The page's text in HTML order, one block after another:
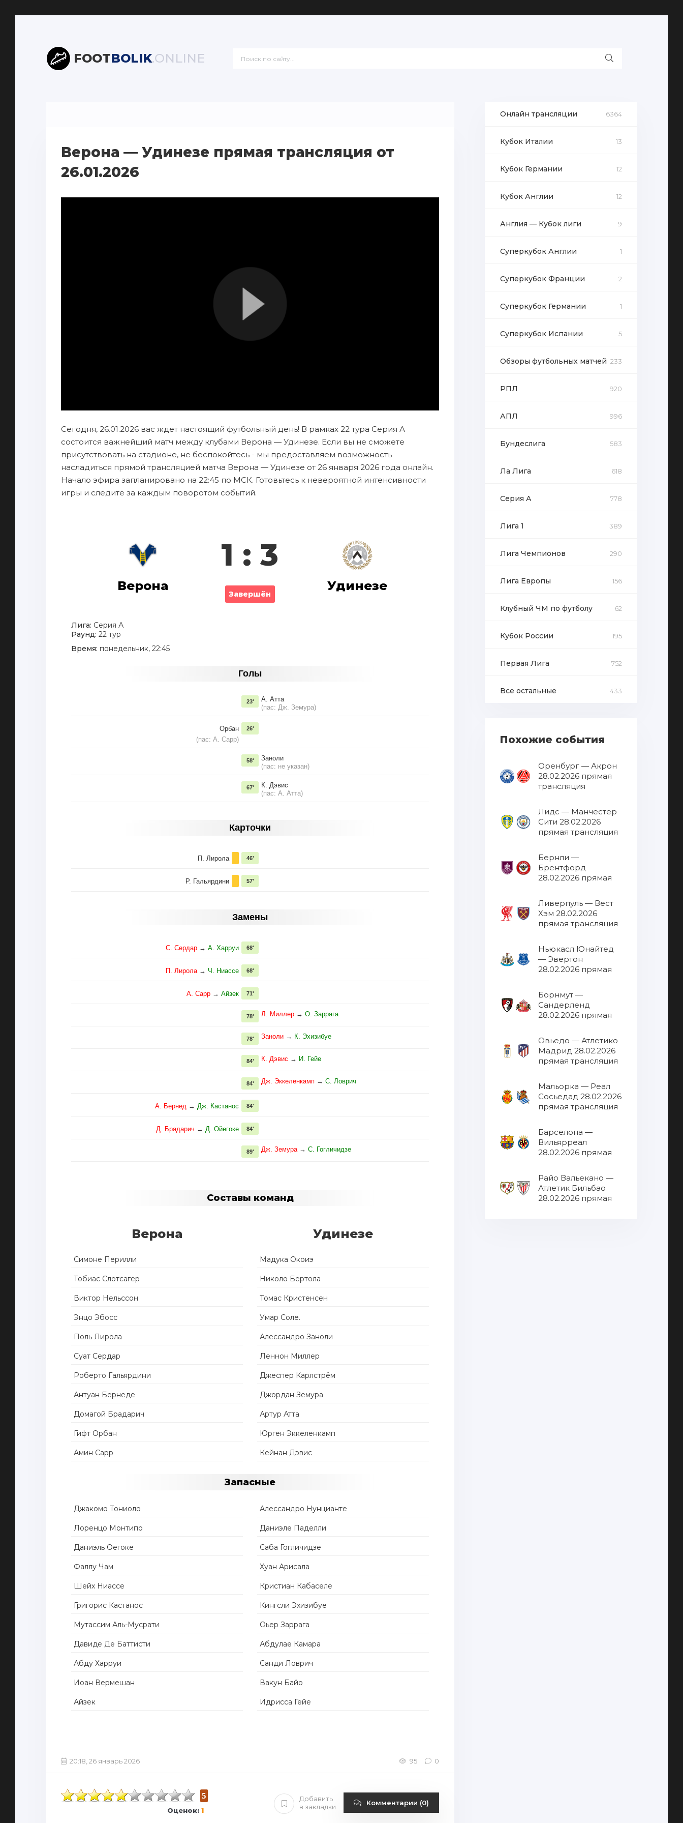
FOOTBOLIK.ONLINE
Верона — Удинезе прямая трансляция от
26.01.2026
Сегодня, 26.01.2026 вас ждет настоящий футбольный день! В рамках 22 тура Серия А
состоится важнейший матч между клубами Верона — Удинезе. Если вы не сможете
присутствовать на стадионе, не беспокойтесь - мы предоставляем возможность
насладиться прямой трансляцией матча Верона — Удинезе от 26 января 2026 года онлайн.
Начало эфира запланировано на 22:45 по МСК. Готовьтесь к невероятной интенсивности
игры и следите за каждым поворотом событий.
Верона
1 : 3
Завершён
Удинезе
Лига: Серия А
Раунд: 22 тур
Время: понедельник, 22:45
Голы
А. Атта
(пас: Дж. Земура)
23'
Орбан
(пас: А. Сарр)
26'
Заноли
(пас: не указан)
58'
К. Дэвис
(пас: А. Атта)
67'
Карточки
П. Лирола 46'
Р. Гальярдини 57'
Замены
С. Сердар → А. Харруи 68'
П. Лирола → Ч. Ниассе 68'
А. Сарр → Айзек 71'
Л. Миллер → О. Заррага
78'
Заноли → К. Эхизибуе
78'
К. Дэвис → И. Гейе
84'
Дж. Эккеленкамп → С. Ловрич
84'
А. Бернед → Дж. Кастанос 84'
Д. Брадарич → Д. Ойегоке 84'
Дж. Земура → С. Гогличидзе
89'
Составы команд
Верона
Симоне Перилли
Тобиас Слотсагер
Виктор Нельссон
Энцо Эбосс
Поль Лирола
Суат Сердар
Роберто Гальярдини
Антуан Бернеде
Домагой Брадарич
Гифт Орбан
Амин Сарр
Удинезе
Мадука Окоиэ
Николо Бертола
Томас Кристенсен
Умар Соле.
Алессандро Заноли
Леннон Миллер
Джеспер Карлстрём
Джордан Земура
Артур Атта
Юрген Эккеленкамп
Кейнан Дэвис
Запасные
Джакомо Тониоло
Лоренцо Монтипо
Даниэль Оегоке
Фаллу Чам
Шейх Ниассе
Григорис Кастанос
Мутассим Аль-Мусрати
Давиде Де Баттисти
Абду Харруи
Иоан Вермешан
Айзек
Алессандро Нунцианте
Даниэле Паделли
Саба Гогличидзе
Хуан Арисала
Кристиан Кабаселе
Кингсли Эхизибуе
Оьер Заррага
Абдулае Камара
Санди Ловрич
Вакун Байо
Идрисса Гейе
20:18, 26 январь 2026 95 0
5
Оценок: 1
Добавить
в закладки
Комментарии (0)
Онлайн трансляции 6364
Кубок Италии 13
Кубок Германии 12
Кубок Англии 12
Англия — Кубок лиги 9
Суперкубок Англии 1
Суперкубок Франции 2
Суперкубок Германии 1
Суперкубок Испании 5
Обзоры футбольных матчей 233
РПЛ 920
АПЛ 996
Бундеслига 583
Ла Лига 618
Серия А 778
Лига 1 389
Лига Чемпионов 290
Лига Европы 156
Клубный ЧМ по футболу 62
Кубок России 195
Первая Лига 752
Все остальные 433
Похожие события
Оренбург — Акрон
28.02.2026 прямая
трансляция
Лидс — Манчестер
Сити 28.02.2026
прямая трансляция
Бернли —
Брентфорд
28.02.2026 прямая
Ливерпуль — Вест
Хэм 28.02.2026
прямая трансляция
Ньюкасл Юнайтед
— Эвертон
28.02.2026 прямая
Борнмут —
Сандерленд
28.02.2026 прямая
Овьедо — Атлетико
Мадрид 28.02.2026
прямая трансляция
Мальорка — Реал
Сосьедад 28.02.2026
прямая трансляция
Барселона —
Вильярреал
28.02.2026 прямая
Райо Вальекано —
Атлетик Бильбао
28.02.2026 прямая